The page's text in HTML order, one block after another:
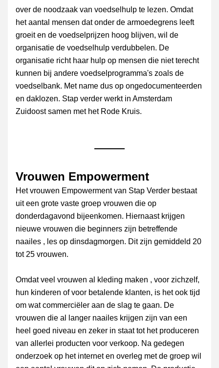
over de noodzaak van voedselhulp te lezen. Omdat
het aantal mensen dat onder de armoedegrens leeft
groeit en de voedselprijzen hoog blijven, wil de
organisatie de voedselhulp verdubbelen. De
organisatie richt haar hulp op mensen die niet terecht
kunnen bij andere voedselprogramma's zoals de
voedselbank. Met name dus op ongedocumenteerden
en daklozen. Stap verder werkt in Amsterdam
Zuidoost samen met het Rode Kruis.
Vrouwen Empowerment
Het vrouwen Empowerment van Stap Verder bestaat
uit een grote vaste groep vrouwen die op
donderdagavond bijeenkomen. Hiernaast krijgen
nieuwe vrouwen die beginners zijn betreffende
naailes , les op dinsdagmorgen. Dit zijn gemiddeld 20
tot 25 vrouwen.
Omdat veel vrouwen al kleding maken , voor zichzelf,
hun kinderen of voor betalende klanten, is het ook tijd
om wat commerciëler aan de slag te gaan. De
vrouwen die al langer naailes krijgen zijn van een
heel goed niveau en zeker in staat tot het produceren
van allerlei producten voor verkoop. Na gedegen
onderzoek op het internet en overleg met de groep wil